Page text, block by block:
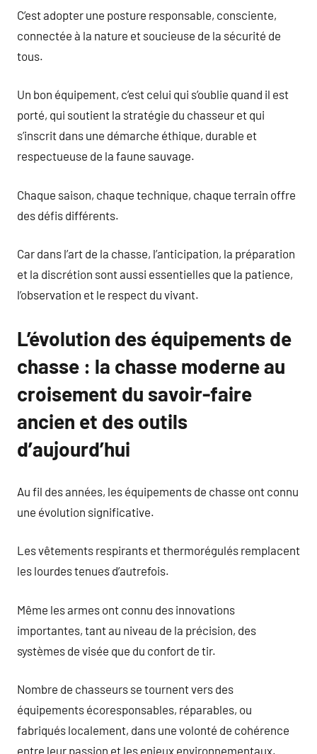
C’est adopter une posture responsable, consciente,
connectée à la nature et soucieuse de la sécurité de
tous.
Un bon équipement, c’est celui qui s’oublie quand il est
porté, qui soutient la stratégie du chasseur et qui
s’inscrit dans une démarche éthique, durable et
respectueuse de la faune sauvage.
Chaque saison, chaque technique, chaque terrain offre
des défis différents.
Car dans l’art de la chasse, l’anticipation, la préparation
et la discrétion sont aussi essentielles que la patience,
l’observation et le respect du vivant.
L’évolution des équipements de
chasse : la chasse moderne au
croisement du savoir-faire
ancien et des outils
d’aujourd’hui
Au fil des années, les équipements de chasse ont connu
une évolution significative.
Les vêtements respirants et thermorégulés remplacent
les lourdes tenues d’autrefois.
Même les armes ont connu des innovations
importantes, tant au niveau de la précision, des
systèmes de visée que du confort de tir.
Nombre de chasseurs se tournent vers des
équipements écoresponsables, réparables, ou
fabriqués localement, dans une volonté de cohérence
entre leur passion et les enjeux environnementaux.